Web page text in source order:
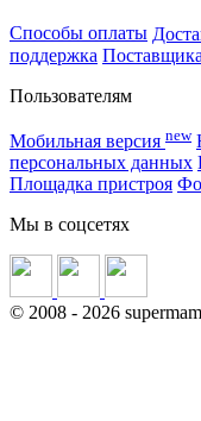
Способы оплаты
поддержка
Пользователям
Мобильная версия new
персональных данных
Площадка пристроя
Мы в соцсетях
© 2008 - 2026